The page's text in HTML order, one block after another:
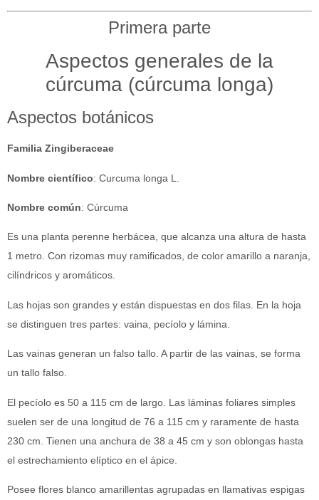
Primera parte
Aspectos generales de la
cúrcuma (cúrcuma longa)
Aspectos botánicos
Familia Zingiberaceae
Nombre científico: Curcuma longa L.
Nombre común: Cúrcuma
Es una planta perenne herbácea, que alcanza una altura de hasta
1 metro. Con rizomas muy ramificados, de color amarillo a naranja,
cilíndricos y aromáticos.
Las hojas son grandes y están dispuestas en dos filas. En la hoja
se distinguen tres partes: vaina, pecíolo y lámina.
Las vainas generan un falso tallo. A partir de las vainas, se forma
un tallo falso.
El pecíolo es 50 a 115 cm de largo. Las láminas foliares simples
suelen ser de una longitud de 76 a 115 cm y raramente de hasta
230 cm. Tienen una anchura de 38 a 45 cm y son oblongas hasta
el estrechamiento elíptico en el ápice.
Posee flores blanco amarillentas agrupadas en llamativas espigas